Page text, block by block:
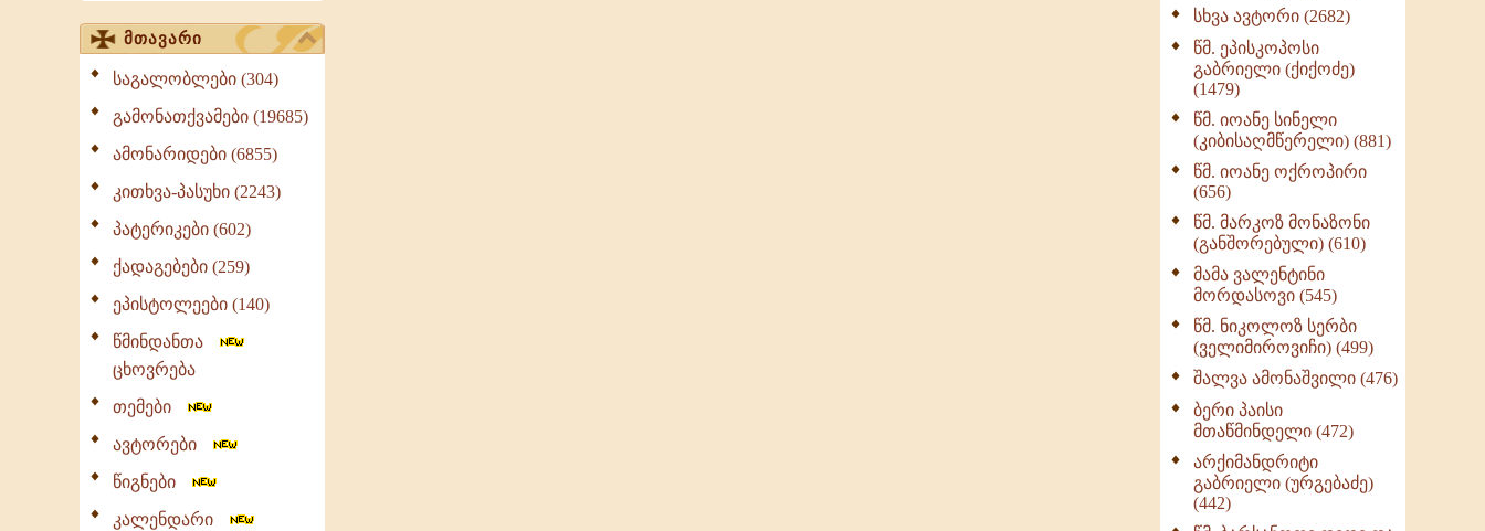
მთავარი
საგალობლები (304)
გამონათქვამები (19685)
ამონარიდები (6855)
კითხვა-პასუხი (2243)
პატერიკები (602)
ქადაგებები (259)
ეპისტოლეები (140)
წმინდანთა
ცხოვრება
თემები
ავტორები
წიგნები
კალენდარი
სულიერი ცხოვრების
სახელმძღვანელო -
ნაწილი II (369)
ღმერთი და ადამიანები
(287)
ბერის დიადემა (278)
მონაზვნური
გამოცდილების
ოთხი ასეული თავი
სიყვარულის შესახებ
(259)
სხვა ავტორი (2682)
წმ. ეპისკოპოსი
გაბრიელი (ქიქოძე)
(1479)
წმ. იოანე სინელი
(კიბისაღმწერელი) (881)
წმ. იოანე ოქროპირი
(656)
წმ. მარკოზ მონაზონი
(განშორებული) (610)
მამა ვალენტინი
მორდასოვი (545)
წმ. ნიკოლოზ სერბი
(ველიმიროვიჩი) (499)
შალვა ამონაშვილი (476)
ბერი პაისი
მთაწმინდელი (472)
არქიმანდრიტი
გაბრიელი (ურგებაძე)
(442)